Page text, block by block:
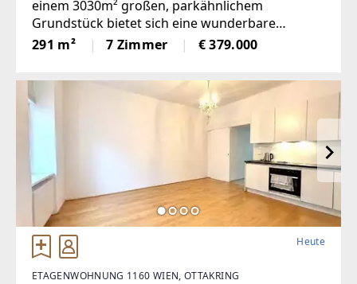
einem 3030m² großen, parkähnlichem
Grundstück bietet sich eine wunderbare
Gelegenheit, ein einmaliges Domizil in der
beliebten Gemeinde Krumbach zu schaffen!Das
291 m² 7 Zimmer € 379.000
Heute
ETAGENWOHNUNG 1160 WIEN, OTTAKRING